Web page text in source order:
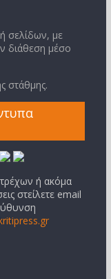
σελίδων, με
διάθεση μέσο
στάθμης.
τρέχων ή ακόμα
στείλετε email